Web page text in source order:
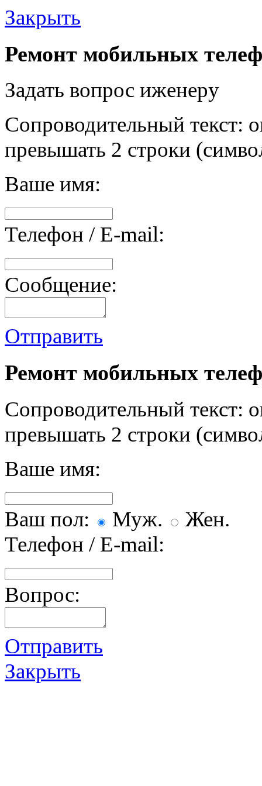
Закрыть
Ремонт мобильных
Задать вопрос иженеру
Сопроводительный текст:
превышать 2 строки
Ваше имя:
Телефон / E-mail:
Сообщение:
Отправить
Ремонт мобильных
Сопроводительный текст:
превышать 2 строки
Ваше имя:
Ваш пол: Муж.
Жен.
Телефон / E-mail:
Вопрос:
Отправить
Закрыть